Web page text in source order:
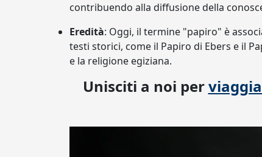
contribuendo alla diffusione della
Eredità: Oggi, il termine "papiro" è
testi storici, come il Papiro di Ebers e il
e la religione egiziana.
Unisciti a noi per